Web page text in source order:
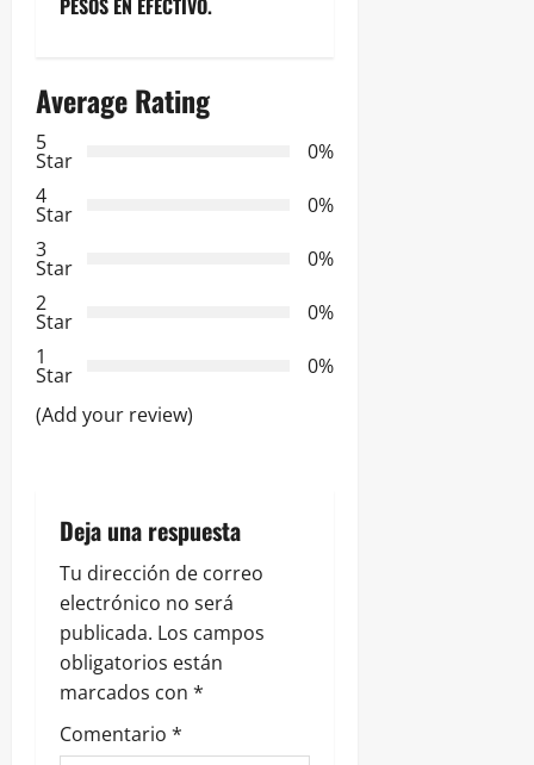
a
i
ó
n
d
e
e
t
r
a
d
a
Average Rating
5
Star
0%
4
Star
0%
3
Star
0%
2
Star
0%
1
Star
0%
(Add your review)
Deja una respuesta
Tu dirección de correo
electrónico no será
publicada. Los campos
obligatorios están
marcados con *
Comentario *